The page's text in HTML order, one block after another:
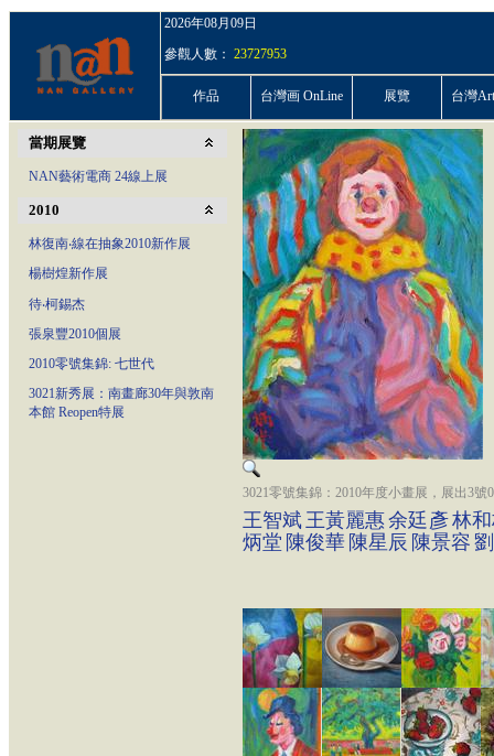
2026年08月09日
參觀人數： 23727953
作品 台灣画 OnLine 展覽 台灣
當期展覽
NAN藝術電商 24線上展
2010
林復南‧線在抽象2010新作展
楊樹煌新作展
待‧柯錫杰
張泉豐2010個展
2010零號集錦: 七世代
3021新秀展：南畫廊30年與敦南
本館 Reopen特展
3021零號集錦：2010年度小畫展，展出3
王智斌王黃麗惠余廷彥林
炳堂 陳俊華 陳星辰 陳景容